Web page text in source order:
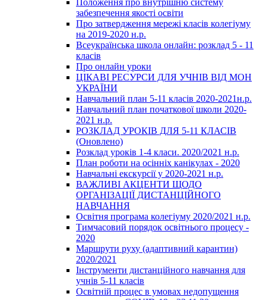
Положення про внутрішню систему
забезпечення якості освіти
Про затвердження мережі класів колегіуму
на 2019-2020 н.р.
Всеукраїнська школа онлайн: розклад 5 - 11
класів
Про онлайн уроки
ЦІКАВІ РЕСУРСИ ДЛЯ УЧНІВ ВІД МОН
УКРАЇНИ
Навчальний план 5-11 класів 2020-2021н.р.
Навчальний план початкової школи 2020-
2021 н.р.
РОЗКЛАД УРОКІВ ДЛЯ 5-11 КЛАСІВ
(Оновлено)
Розклад уроків 1-4 класи. 2020/2021 н.р.
План роботи на осінніх канікулах - 2020
Навчальні екскурсії у 2020-2021 н.р.
ВАЖЛИВІ АКЦЕНТИ ЩОДО
ОРГАНІЗАЦІЇ ДИСТАНЦІЙНОГО
НАВЧАННЯ
Освітня програма колегіуму 2020/2021 н.р.
Тимчасовий порядок освітнього процесу -
2020
Маршрути руху (адаптивний карантин)
2020/2021
Інструменти дистанційного навчання для
учнів 5-11 класів
Освітній процес в умовах недопущення